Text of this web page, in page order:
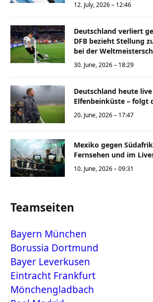
12. July, 2026 – 12:46
Deutschland verliert
DFB bezieht Stellung
bei der
30. June, 2026 – 18:29
Deutschland heute
Elfenbeinküste – folgt
20. June, 2026 – 17:47
Mexiko gegen
Fernsehen und im
10. June, 2026 – 09:31
Teamseiten
Bayern München
Borussia Dortmund
Bayer Leverkusen
Eintracht Frankfurt
Mönchengladbach